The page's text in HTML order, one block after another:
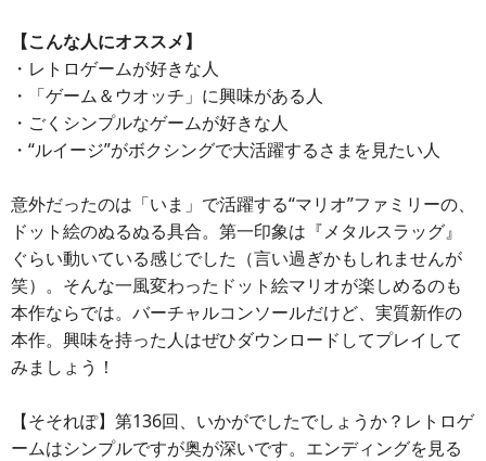
【こんな人にオススメ】
・レトロゲームが好きな人
・「ゲーム＆ウオッチ」に興味がある人
・ごくシンプルなゲームが好きな人
・“ルイージ”がボクシングで大活躍するさまを見たい人
意外だったのは「いま」で活躍する“マリオ”ファミリーの、
ドット絵のぬるぬる具合。第一印象は『メタルスラッグ』
ぐらい動いている感じでした（言い過ぎかもしれませんが
笑）。そんな一風変わったドット絵マリオが楽しめるのも
本作ならでは。バーチャルコンソールだけど、実質新作の
本作。興味を持った人はぜひダウンロードしてプレイして
みましょう！
【そそれぽ】第136回、いかがでしたでしょうか？レトロゲ
ームはシンプルですが奥が深いです。エンディングを見る